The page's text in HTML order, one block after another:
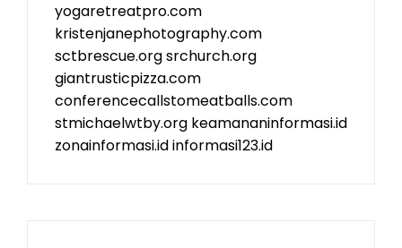
yogaretreatpro.com
kristenjanephotography.com
sctbrescue.orgsrchurch.org
giantrusticpizza.com
conferencecallstomeatballs.com
stmichaelwtby.org keamananinformasi.id
zonainformasi.idinformasi123.id